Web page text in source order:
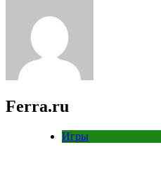
Ferra.ru
Игры